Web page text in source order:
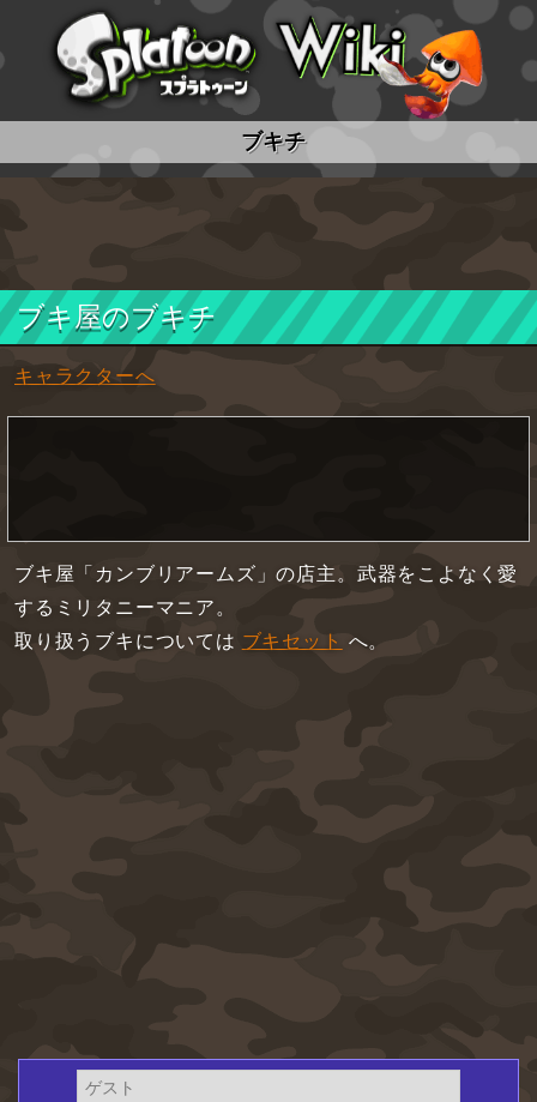
スプラトゥーン wiki
ブキチ
ブキ屋のブキチ
キャラクターへ
ブキ屋「カンブリアームズ」の店主。武器をこよなく愛
するミリタニーマニア。
取り扱うブキについては ブキセット へ。